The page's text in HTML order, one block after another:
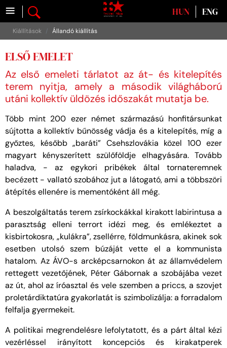
≡ Válasszon nyelvet
HUN ENG
Kiállítások Állandó kiállítás
ELSŐ EMELET
Az első emeleti tárlatot az át- és kitelepítés
terem nyitja, amely a második világháború
utáni kollektív üldözés időszakát mutatja be.
Több mint 200 ezer német származású honfitársunkat
sújtotta a kollektív bűnösség vádja és a kitelepítés, míg a
győztes, később „baráti” Csehszlovákia közel 100 ezer
magyart kényszerített szülőföldje elhagyására. Tovább
haladva, - az egykori pribékek által tornateremnek
becézett - vallató szobához jut a látogató, ami a többszöri
átépítés ellenére is mementóként áll még.
A beszolgáltatás terem zsírkockákkal kirakott labirintusa a
parasztság elleni terrort idézi meg, és emlékeztet a
kisbirtokosra, „kulákra”, zsellérre, földmunkásra, akinek sok
esetben utolsó szem búzáját vette el a kommunista
hatalom. Az ÁVO-s arcképcsarnokon át az államvédelem
rettegett vezetőjének, Péter Gábornak a szobájába vezet
az út, ahol az íróasztal és vele szemben a priccs, a szovjet
proletárdiktatúra gyakorlatát is szimbolizálja: a forradalom
felfalja gyermekeit.
A politikai megrendelésre lefolytatott, és a párt által kézi
vezérléssel irányított koncepciós és kirakatperek